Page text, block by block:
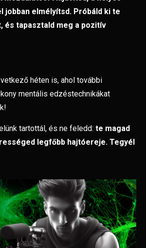
jobban elmélyítsd. Próbáld ki te
és tapasztald meg a pozitív
héten is, ahol további
mentális edzéstechnikákat
tartottál, és ne feledd: te magad
legfőbb hajtóereje. Tegyél